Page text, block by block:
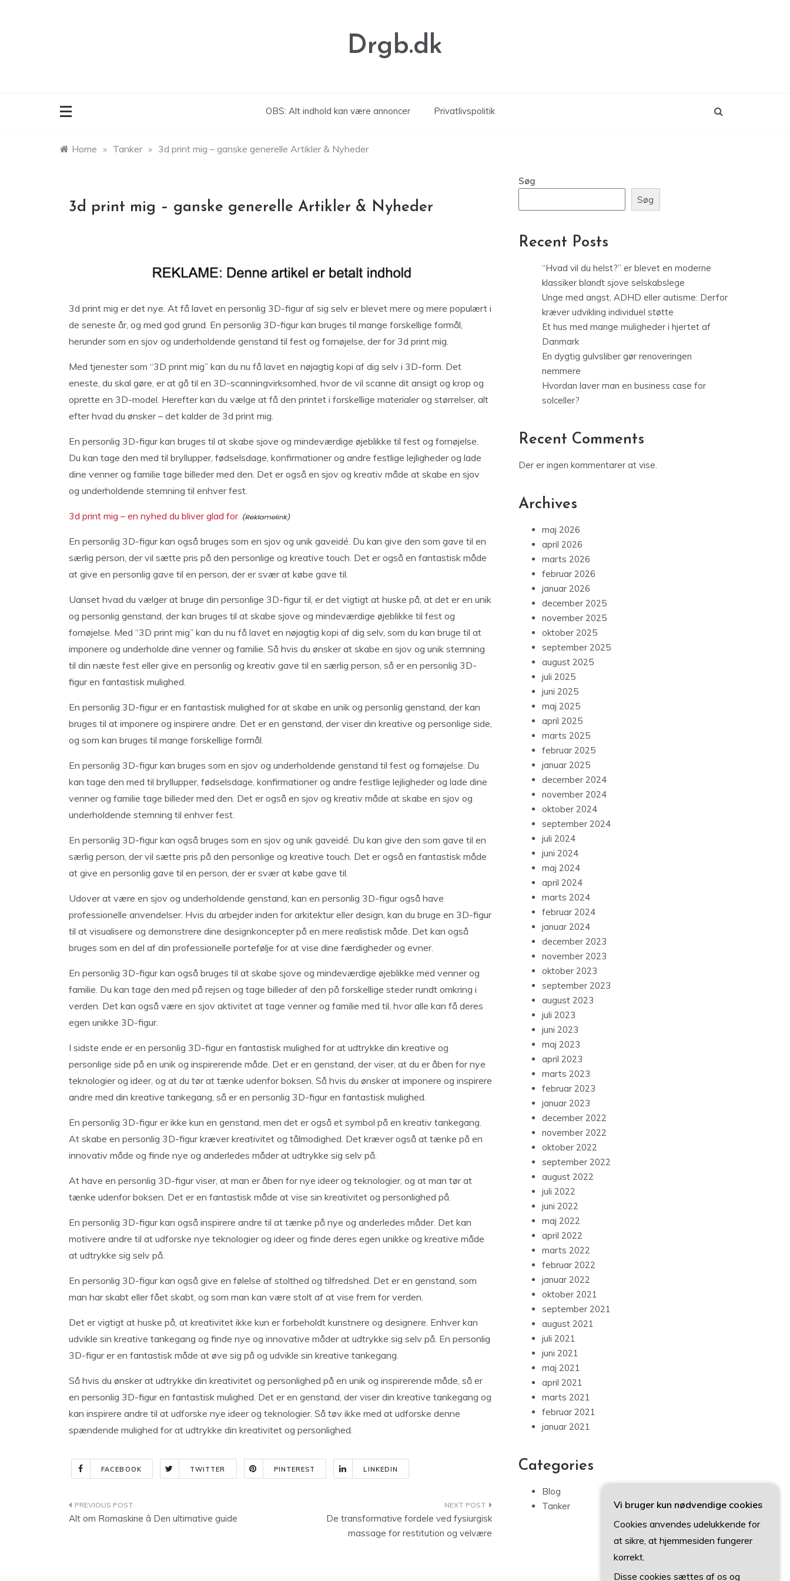
Drgb.dk
OBS: Alt indhold kan være annoncer Privatlivspolitik
Home » Tanker » 3d print mig – ganske generelle Artikler & Nyheder
3d print mig – ganske generelle Artikler & Nyheder
3d print mig er det nye. At få lavet en personlig 3D-figur af sig selv er blevet mere og mere populært i
de seneste år, og med god grund. En personlig 3D-figur kan bruges til mange forskellige formål,
herunder som en sjov og underholdende genstand til fest og fornøjelse, der for 3d print mig.
Med tjenester som “3D print mig” kan du nu få lavet en nøjagtig kopi af dig selv i 3D-form. Det
eneste, du skal gøre, er at gå til en 3D-scanningvirksomhed, hvor de vil scanne dit ansigt og krop og
oprette en 3D-model. Herefter kan du vælge at få den printet i forskellige materialer og størrelser, alt
efter hvad du ønsker – det kalder de 3d print mig.
En personlig 3D-figur kan bruges til at skabe sjove og mindeværdige øjeblikke til fest og fornøjelse.
Du kan tage den med til bryllupper, fødselsdage, konfirmationer og andre festlige lejligheder og lade
dine venner og familie tage billeder med den. Det er også en sjov og kreativ måde at skabe en sjov
og underholdende stemning til enhver fest.
3d print mig – en nyhed du bliver glad for
En personlig 3D-figur kan også bruges som en sjov og unik gaveidé. Du kan give den som gave til en
særlig person, der vil sætte pris på den personlige og kreative touch. Det er også en fantastisk måde
at give en personlig gave til en person, der er svær at købe gave til.
Uanset hvad du vælger at bruge din personlige 3D-figur til, er det vigtigt at huske på, at det er en unik
og personlig genstand, der kan bruges til at skabe sjove og mindeværdige øjeblikke til fest og
fornøjelse. Med “3D print mig” kan du nu få lavet en nøjagtig kopi af dig selv, som du kan bruge til at
imponere og underholde dine venner og familie. Så hvis du ønsker at skabe en sjov og unik stemning
til din næste fest eller give en personlig og kreativ gave til en særlig person, så er en personlig 3D-
figur en fantastisk mulighed.
En personlig 3D-figur er en fantastisk mulighed for at skabe en unik og personlig genstand, der kan
bruges til at imponere og inspirere andre. Det er en genstand, der viser din kreative og personlige side,
og som kan bruges til mange forskellige formål.
En personlig 3D-figur kan bruges som en sjov og underholdende genstand til fest og fornøjelse. Du
kan tage den med til bryllupper, fødselsdage, konfirmationer og andre festlige lejligheder og lade dine
venner og familie tage billeder med den. Det er også en sjov og kreativ måde at skabe en sjov og
underholdende stemning til enhver fest.
En personlig 3D-figur kan også bruges som en sjov og unik gaveidé. Du kan give den som gave til en
særlig person, der vil sætte pris på den personlige og kreative touch. Det er også en fantastisk måde
at give en personlig gave til en person, der er svær at købe gave til.
Udover at være en sjov og underholdende genstand, kan en personlig 3D-figur også have
professionelle anvendelser. Hvis du arbejder inden for arkitektur eller design, kan du bruge en 3D-figur
til at visualisere og demonstrere dine designkoncepter på en mere realistisk måde. Det kan også
bruges som en del af din professionelle portefølje for at vise dine færdigheder og evner.
En personlig 3D-figur kan også bruges til at skabe sjove og mindeværdige øjeblikke med venner og
familie. Du kan tage den med på rejsen og tage billeder af den på forskellige steder rundt omkring i
verden. Det kan også være en sjov aktivitet at tage venner og familie med til, hvor alle kan få deres
egen unikke 3D-figur.
I sidste ende er en personlig 3D-figur en fantastisk mulighed for at udtrykke din kreative og
personlige side på en unik og inspirerende måde. Det er en genstand, der viser, at du er åben for nye
teknologier og ideer, og at du tør at tænke udenfor boksen. Så hvis du ønsker at imponere og inspirere
andre med din kreative tankegang, så er en personlig 3D-figur en fantastisk mulighed.
En personlig 3D-figur er ikke kun en genstand, men det er også et symbol på en kreativ tankegang.
At skabe en personlig 3D-figur kræver kreativitet og tålmodighed. Det kræver også at tænke på en
innovativ måde og finde nye og anderledes måder at udtrykke sig selv på.
At have en personlig 3D-figur viser, at man er åben for nye ideer og teknologier, og at man tør at
tænke udenfor boksen. Det er en fantastisk måde at vise sin kreativitet og personlighed på.
En personlig 3D-figur kan også inspirere andre til at tænke på nye og anderledes måder. Det kan
motivere andre til at udforske nye teknologier og ideer og finde deres egen unikke og kreative måde
at udtrykke sig selv på.
En personlig 3D-figur kan også give en følelse af stolthed og tilfredshed. Det er en genstand, som
man har skabt eller fået skabt, og som man kan være stolt af at vise frem for verden.
Det er vigtigt at huske på, at kreativitet ikke kun er forbeholdt kunstnere og designere. Enhver kan
udvikle sin kreative tankegang og finde nye og innovative måder at udtrykke sig selv på. En personlig
3D-figur er en fantastisk måde at øve sig på og udvikle sin kreative tankegang.
Så hvis du ønsker at udtrykke din kreativitet og personlighed på en unik og inspirerende måde, så er
en personlig 3D-figur en fantastisk mulighed. Det er en genstand, der viser din kreative tankegang og
kan inspirere andre til at udforske nye ideer og teknologier. Så tøv ikke med at udforske denne
spændende mulighed for at udtrykke din kreativitet og personlighed.
FACEBOOK TWITTER PINTEREST LINKEDIN
Indlægsnavigation
Alt om Romaskine â Den ultimative guide
De transformative fordele ved fysiurgisk
massage for restitution og velvære
Søg
Søg
Recent Posts
“Hvad vil du helst?” er blevet en moderne
klassiker blandt sjove selskabslege
Unge med angst, ADHD eller autisme: Derfor
kræver udvikling individuel støtte
Et hus med mange muligheder i hjertet af
Danmark
En dygtig gulvsliber gør renoveringen
nemmere
Hvordan laver man en business case for
solceller?
Recent Comments
Der er ingen kommentarer at vise.
Archives
maj 2026
april 2026
marts 2026
februar 2026
januar 2026
december 2025
november 2025
oktober 2025
september 2025
august 2025
juli 2025
juni 2025
maj 2025
april 2025
marts 2025
februar 2025
januar 2025
december 2024
november 2024
oktober 2024
september 2024
juli 2024
juni 2024
maj 2024
april 2024
marts 2024
februar 2024
januar 2024
december 2023
november 2023
oktober 2023
september 2023
august 2023
juli 2023
juni 2023
maj 2023
april 2023
marts 2023
februar 2023
januar 2023
december 2022
november 2022
oktober 2022
september 2022
august 2022
juli 2022
juni 2022
maj 2022
april 2022
marts 2022
februar 2022
januar 2022
oktober 2021
september 2021
august 2021
juli 2021
juni 2021
maj 2021
april 2021
marts 2021
februar 2021
januar 2021
Categories
Blog
Tanker
Vi bruger kun nødvendige cookies
Cookies anvendes udelukkende for
at sikre, at hjemmesiden fungerer
korrekt.
Disse cookies sættes af os og